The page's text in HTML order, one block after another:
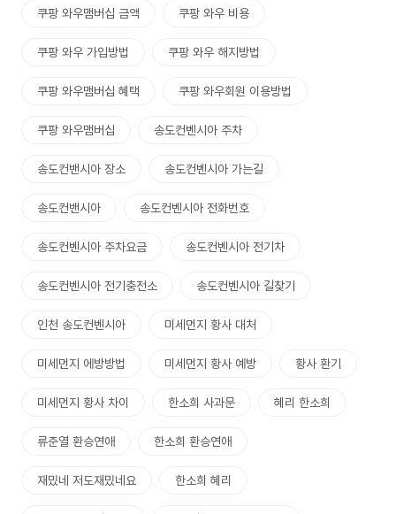
쿠팡 와우맴버십 금액 쿠팡 와우 비용
쿠팡 와우 가입방법 쿠팡 와우 해지방법
쿠팡 와우맴버십 혜택 쿠팡 와우회원 이용방법
쿠팡 와우맴버십 송도컨벤시아 주차
송도컨밴시아 장소 송도컨벤시아 가는길
송도컨밴시아 송도컨벤시아 전화번호
송도컨벤시아 주차요금 송도컨벤시아 전기차
송도컨벤시아 전기충전소 송도컨벤시아 길찾기
인천 송도컨벤시아 미세먼지 황사 대처
미세먼지 에방방법 미세먼지 황사 예방 황사 환기
미세먼지 황사 차이 한소희 사과문 혜리 한소희
류준열 환승연애 한소희 환승연애
재밌네 저도재밌네요 한소희 혜리